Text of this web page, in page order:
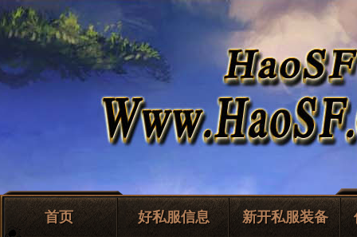
首页 好私服信息 新开私服装备